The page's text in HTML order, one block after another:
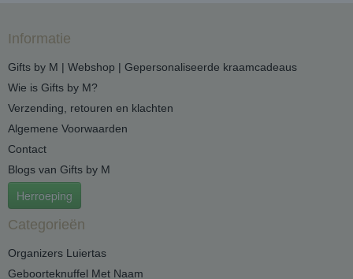
Informatie
Gifts by M | Webshop | Gepersonaliseerde kraamcadeaus
Wie is Gifts by M?
Verzending, retouren en klachten
Algemene Voorwaarden
Contact
Blogs van Gifts by M
Herroeping
Categorieën
Organizers Luiertas
Geboorteknuffel Met Naam